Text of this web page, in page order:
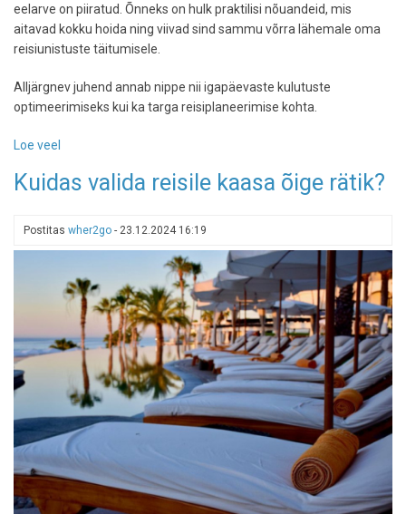
eelarve on piiratud. Õnneks on hulk praktilisi nõuandeid, mis
aitavad kokku hoida ning viivad sind sammu võrra lähemale oma
reisiunistuste täitumisele.
Alljärgnev juhend annab nippe nii igapäevaste kulutuste
optimeerimiseks kui ka targa reisiplaneerimise kohta.
Loe veel
säästunipid:
nutikalt
ja
rännates
kokku
hoida?
Kuidas valida reisile kaasa õige rätik?
Postitas wher2go - 23.12.2024 16:19